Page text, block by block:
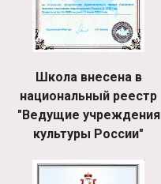
Школа внесена в
национальный реестр
"Ведущие учреждения
культуры России"